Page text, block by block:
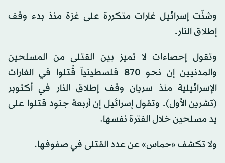
seconds
of
وشنّت إسرائيل غارات متكررة على غزة منذ بدء وقف
إطلاق النار.
وتقول إحصاءات لا تميز بين القتلى من المسلحين
والمدنيين إن نحو 870 فلسطينياً قُتلوا في الغارات
الإسرائيلية منذ سريان وقف إطلاق النار في أكتوبر
(تشرين الأول). وتقول إسرائيل إن أربعة جنود قتلوا على
يد مسلحين خلال الفترة نفسها.
ولا تكشف «حماس» عن عدد القتلى في صفوفها.